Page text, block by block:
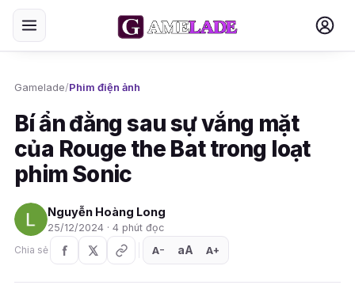
Gamelade/Phim điện ảnh
Bí ẩn đằng sau sự vắng mặt
của Rouge the Bat trong loạt
phim Sonic
Nguyễn Hoàng Long
25/12/2024 · 4 phút đọc
Chia sẻ
A− aA A+